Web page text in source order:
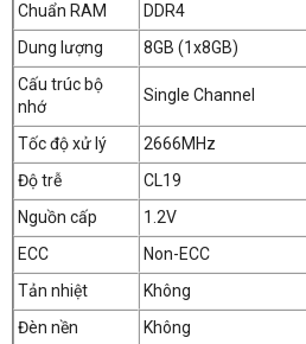
Chuẩn RAM
DDR4
Dung lượng
8GB (1x8GB)
Cấu trúc bộ
nhớ
Single Channel
Tốc độ xử lý
2666MHz
Độ trễ
CL19
Nguồn cấp
1.2V
ECC
Non-ECC
Tản nhiệt
Không
Đèn nền
Không